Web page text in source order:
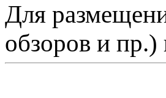
Для
обзоров и пр.)